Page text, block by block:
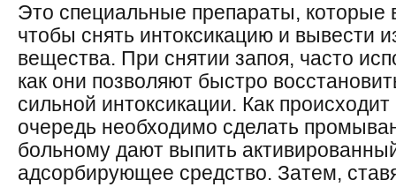
Это специальные препараты, которые
чтобы снять интоксикацию и вывести
вещества. При снятии запоя, часто
как они позволяют быстро
сильной интоксикации. Как
очередь необходимо сделать
больному дают выпить
адсорбирующее средство. Затем,